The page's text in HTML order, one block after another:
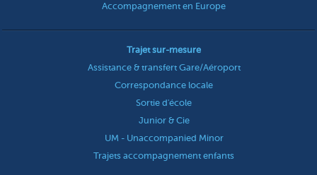
Accompagnement en Europe
Trajet sur-mesure
Assistance & transfert Gare/Aéroport
Correspondance locale
Sortie d'école
Junior & Cie
UM - Unaccompanied Minor
Trajets accompagnement enfants